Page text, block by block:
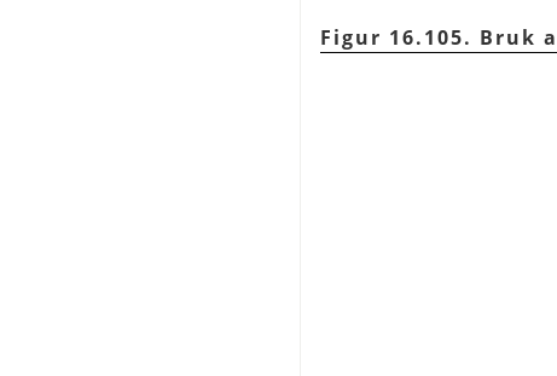
Figur 16.105. Bruk